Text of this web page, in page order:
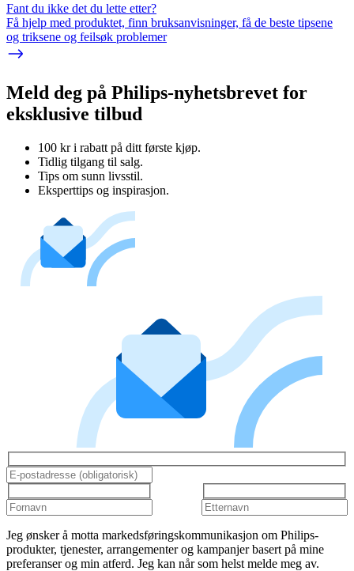
Fant du ikke det du lette etter?
Få hjelp med produktet, finn bruksanvisninger, få de beste tipsene
og triksene og feilsøk problemer
Meld deg på Philips-nyhetsbrevet for
eksklusive tilbud
100 kr i rabatt på ditt første kjøp.
Tidlig tilgang til salg.
Tips om sunn livsstil.
Eksperttips og inspirasjon.
Jeg ønsker å motta markedsføringskommunikasjon om Philips-
produkter, tjenester, arrangementer og kampanjer basert på mine
preferanser og min atferd. Jeg kan når som helst melde meg av.